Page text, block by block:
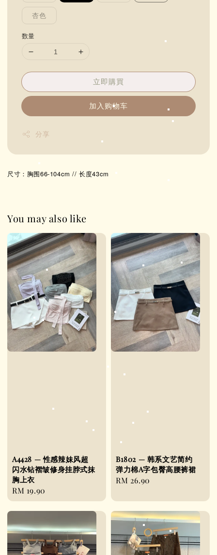
杏色
数量
立即購買
加入购物车
分享
尺寸：胸围66-104cm // 长度43cm
You may also like
A4428 — 性感辣妹风超
闪水钻褶皱修身挂脖式抹
胸上衣
Regular
price
RM 19.90
B1802 — 韩系文艺简约
弹力棉A字包臀高腰裤裙
Regular
RM 26.90